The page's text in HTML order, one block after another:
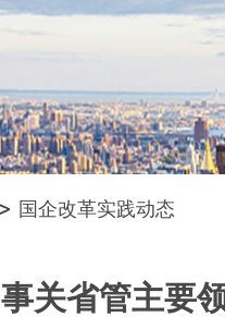
国企改革实践动态
事关省管主要